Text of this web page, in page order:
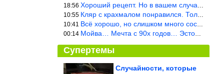
18:56 Хороший рецепт. Но в вашем случае шницель получится парено-варен
10:55 Кляр с крахмалом понравился. Только я бы в воду добавил бы молок
10:41 Всё хорошо, но слишком много составляющих.
00:14 Мойва… Мечта с 90х годов… Эстония
Супертемы
Случайности, которые